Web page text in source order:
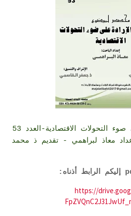
مبدأ سلطان الإرادة على صوء التحولات الاقتصادية-العدد 53
معاذ لبراهمي - تقديم ذ محمد
https://